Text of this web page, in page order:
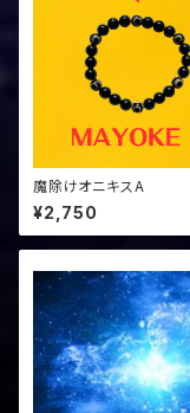
魔除けオニキスA
¥2,750